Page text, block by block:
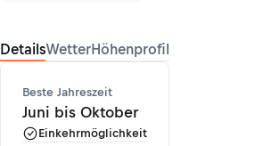
DetailsWetterHöhenprofil
Beste Jahreszeit
Juni bis Oktober
Einkehrmöglichkeit